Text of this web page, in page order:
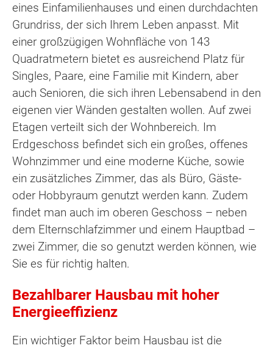
eines Einfamilienhauses und einen durchdachten
Grundriss, der sich Ihrem Leben anpasst. Mit
einer großzügigen Wohnfläche von 143
Quadratmetern bietet es ausreichend Platz für
Singles, Paare, eine Familie mit Kindern, aber
auch Senioren, die sich ihren Lebensabend in den
eigenen vier Wänden gestalten wollen. Auf zwei
Etagen verteilt sich der Wohnbereich. Im
Erdgeschoss befindet sich ein großes, offenes
Wohnzimmer und eine moderne Küche, sowie
ein zusätzliches Zimmer, das als Büro, Gäste-
oder Hobbyraum genutzt werden kann. Zudem
findet man auch im oberen Geschoss – neben
dem Elternschlafzimmer und einem Hauptbad –
zwei Zimmer, die so genutzt werden können, wie
Sie es für richtig halten.
Bezahlbarer Hausbau mit hoher
Energieeffizienz
Ein wichtiger Faktor beim Hausbau ist die